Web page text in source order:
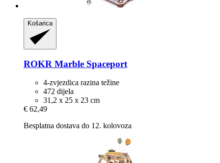
Košarica
ROKR Marble Spaceport
4-zvjezdica razina težine
472 dijela
31,2 x 25 x 23 cm
€ 62,49
Besplatna dostava do 12. kolovoza